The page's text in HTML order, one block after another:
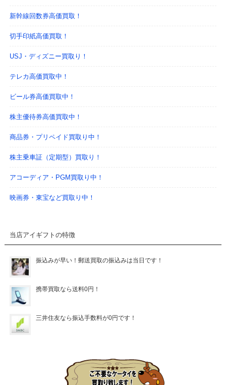
新幹線回数券高価買取！
切手印紙高価買取！
USJ・ディズニー買取り！
テレカ高価買取中！
ビール券高価買取中！
株主優待券高価買取中！
商品券・プリペイド買取り中！
株主乗車証（定期型）買取り！
アコーディア・PGM買取り中！
映画券・東宝など買取り中！
当店アイギフトの特徴
振込みが早い！郵送買取の振込みは当日です！
携帯買取なら送料0円！
三井住友なら振込手数料が0円です！